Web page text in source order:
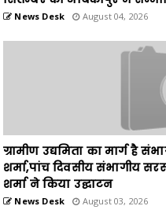
ग्रामीण उद्यमिता का मार्ग है
शर्मा,पांच दिवसीय संभागीय
शर्मा ने किया उद्घाटन
News Desk August 03, 2026
Previous